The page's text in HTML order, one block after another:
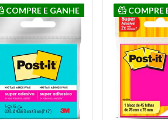
COMPRE E GANHE COMPRE